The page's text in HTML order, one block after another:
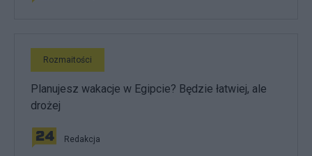
Rozmaitości
Planujesz wakacje w Egipcie? Będzie łatwiej, ale
drożej
Redakcja